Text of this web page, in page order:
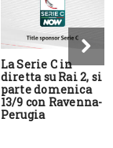
La Serie C in
diretta su Rai 2, si
parte domenica
13/9 con Ravenna-
Perugia